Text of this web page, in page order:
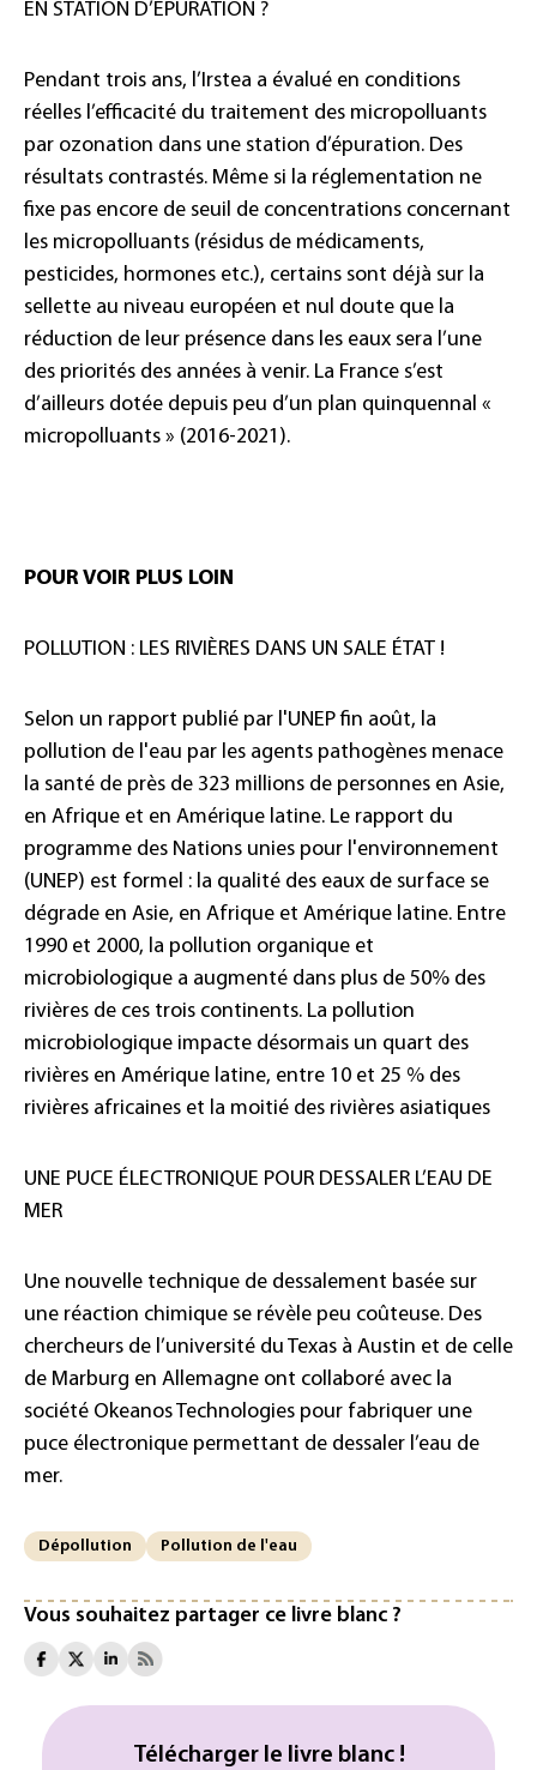
EN STATION D’ÉPURATION ?
Pendant trois ans, l’Irstea a évalué en conditions
réelles l’efficacité du traitement des micropolluants
par ozonation dans une station d’épuration. Des
résultats contrastés. Même si la réglementation ne
fixe pas encore de seuil de concentrations concernant
les micropolluants (résidus de médicaments,
pesticides, hormones etc.), certains sont déjà sur la
sellette au niveau européen et nul doute que la
réduction de leur présence dans les eaux sera l’une
des priorités des années à venir. La France s’est
d’ailleurs dotée depuis peu d’un plan quinquennal «
micropolluants » (2016-2021).
POUR VOIR PLUS LOIN
POLLUTION : LES RIVIÈRES DANS UN SALE ÉTAT !
Selon un rapport publié par l'UNEP fin août, la
pollution de l'eau par les agents pathogènes menace
la santé de près de 323 millions de personnes en Asie,
en Afrique et en Amérique latine. Le rapport du
programme des Nations unies pour l'environnement
(UNEP) est formel : la qualité des eaux de surface se
dégrade en Asie, en Afrique et Amérique latine. Entre
1990 et 2000, la pollution organique et
microbiologique a augmenté dans plus de 50% des
rivières de ces trois continents. La pollution
microbiologique impacte désormais un quart des
rivières en Amérique latine, entre 10 et 25 % des
rivières africaines et la moitié des rivières asiatiques
UNE PUCE ÉLECTRONIQUE POUR DESSALER L’EAU DE
MER
Une nouvelle technique de dessalement basée sur
une réaction chimique se révèle peu coûteuse. Des
chercheurs de l’université du Texas à Austin et de celle
de Marburg en Allemagne ont collaboré avec la
société Okeanos Technologies pour fabriquer une
puce électronique permettant de dessaler l’eau de
mer.
Dépollution Pollution de l'eau
Vous souhaitez partager ce livre blanc ?
Télécharger le livre blanc !